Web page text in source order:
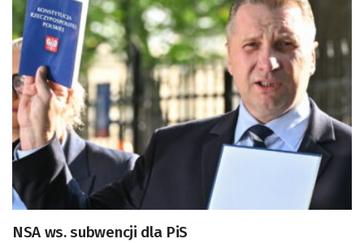
NSA ws. subwencji dla PiS